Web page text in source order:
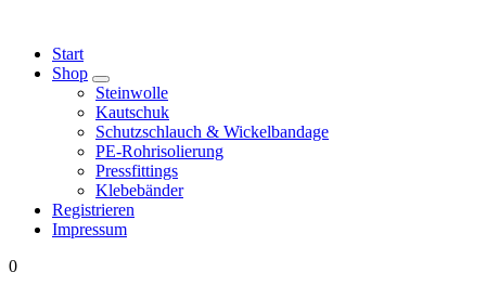
Start
Shop
Steinwolle
Kautschuk
Schutzschlauch & Wickelbandage
PE-Rohrisolierung
Pressfittings
Klebebänder
Registrieren
Impressum
0